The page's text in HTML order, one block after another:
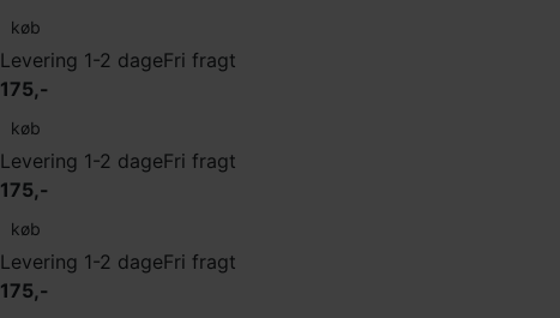
køb
Levering 1-2 dageFri fragt
175,-
køb
Levering 1-2 dageFri fragt
175,-
køb
Levering 1-2 dageFri fragt
175,-